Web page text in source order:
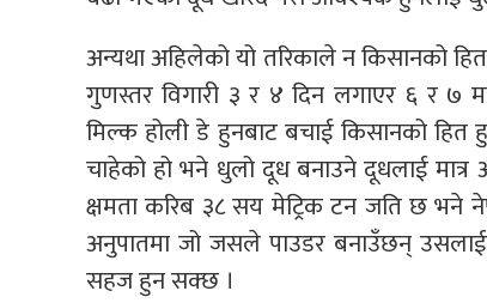
अन्यथा अहिलेको यो तरिकाले न किसानको
गुणस्तर विगारी ३ र ४ दिन लगाएर ६ र ७
मिल्क होली डे हुनबाट बचाई किसानको हित
चाहेको हो भने धुलो दूध बनाउने दूधलाई
क्षमता करिब ३८ सय मेट्रिक टन जति छ भने
अनुपातमा जो जसले पाउडर बनाउँछन् उसलाई
सहज हुन सक्छ ।